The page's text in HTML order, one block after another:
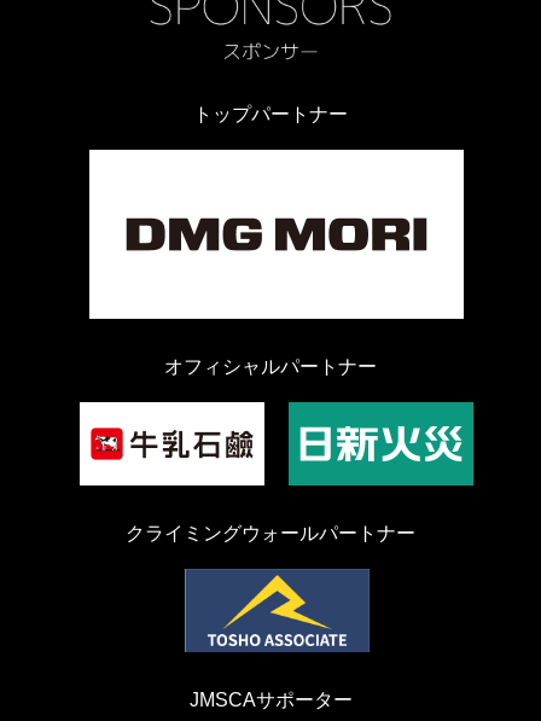
トップパートナー
オフィシャルパートナー
クライミングウォールパートナー
JMSCAサポーター